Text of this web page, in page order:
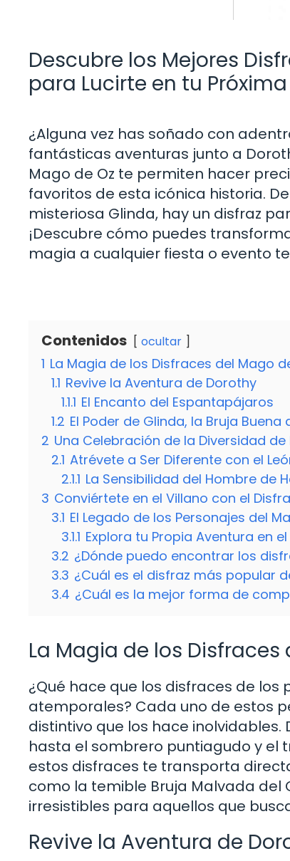
Descubre los Mejores
para Lucirte en tu
¿Alguna vez has soñado con
fantásticas aventuras junto a
Mago de Oz te permiten hacer
favoritos de esta icónica historia.
misteriosa Glinda, hay un disfraz
¡Descubre cómo puedes
magia a cualquier fiesta o evento
Contenidos ocultar
1 La Magia de los Disfraces del Mago
1.1 Revive la Aventura de Dorothy
1.1.1 El Encanto del Espantapájaros
1.2 El Poder de Glinda, la Bruja Buena
2 Una Celebración de la Diversidad de
2.1 Atrévete a Ser Diferente con el
2.1.1 La Sensibilidad del Hombre de
3 Conviértete en el Villano con el
3.1 El Legado de los Personajes del
3.1.1 Explora tu Propia Aventura en
3.2 ¿Dónde puedo encontrar los
3.3 ¿Cuál es el disfraz más popular
3.4 ¿Cuál es la mejor forma de
La Magia de los Disfraces
¿Qué hace que los disfraces de
atemporales? Cada uno de estos
distintivo que los hace
hasta el sombrero puntiagudo y el
estos disfraces te transporta
como la temible Bruja Malvada del
irresistibles para aquellos que
Revive la Aventura de